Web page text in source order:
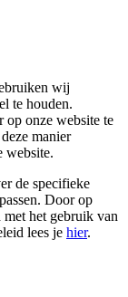
wij
te houden.
op onze website te
manier
website.
de specifieke
Door op
het gebruik van
lees je hier.